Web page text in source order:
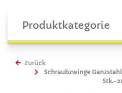
Produktkategorie
Zurück
Schraubzwinge
Stk.-